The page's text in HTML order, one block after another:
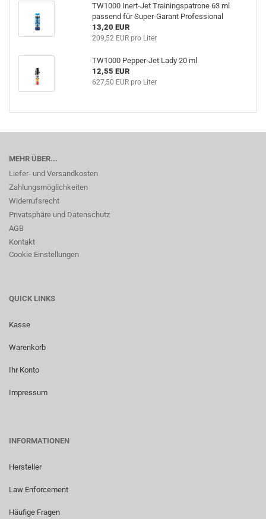
TW1000 Inert-Jet Trainingspatrone 63 ml
passend für Super-Garant Professional
13,20 EUR
209,52 EUR pro Liter
TW1000 Pepper-Jet Lady 20 ml
12,55 EUR
627,50 EUR pro Liter
MEHR ÜBER...
Liefer- und Versandkosten
Zahlungsmöglichkeiten
Widerrufsrecht
Privatsphäre und Datenschutz
AGB
Kontakt
Cookie Einstellungen
QUICK LINKS
Kasse
Warenkorb
Ihr Konto
Impressum
INFORMATIONEN
Hersteller
Law Enforcement
Häufige Fragen